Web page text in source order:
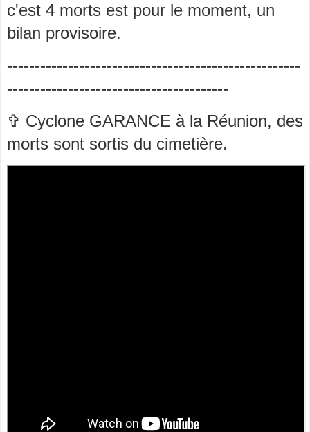
c'est 4 morts est pour le moment, un
bilan provisoire.
-----------------------------------------------------
----------------------------------------
✞ Cyclone GARANCE à la Réunion, des
morts sont sortis du cimetière.